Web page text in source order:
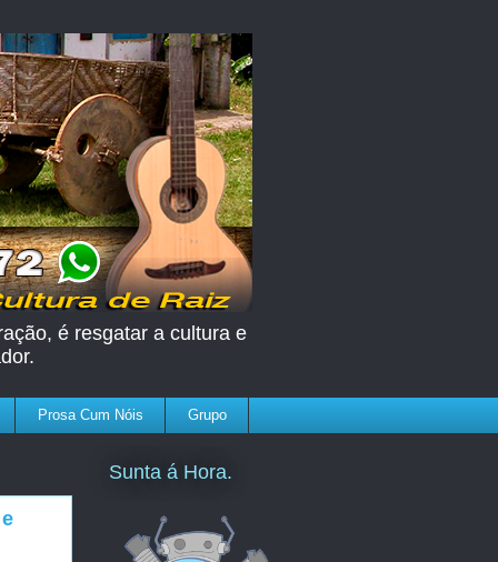
é resgatar a cultura e
Prosa Cum Nóis Grupo
Sunta á Hora.